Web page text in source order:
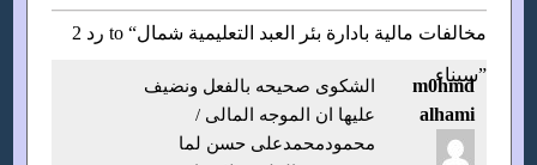
2 رد to “مخالفات مالية بادارة بئر العبد التعليمية شمال
سيناء”
m0hmd
alhami
الشكوى صحيحه بالفعل ونضيف
عليها ان الموجه المالى /
محمودمحمدعلى حسن لما